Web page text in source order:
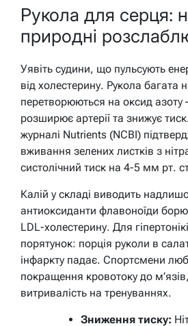
Рукола для серця:
природні
Уявіть судини, що пульсують
від холестерину. Рукола багата
перетворюються на оксид азоту
розширює артерії та знижує
журналі Nutrients (NCBI)
вживання зелених листків з
систолічний тиск на 4-5 мм рт.
Калій у складі виводить
антиоксиданти флавоноїди
LDL-холестерину. Для
порятунок: порція руколи в
інфаркту падає. Спортсмени
покращення кровотоку до
витривалість на тренуваннях.
Зниження тиску: